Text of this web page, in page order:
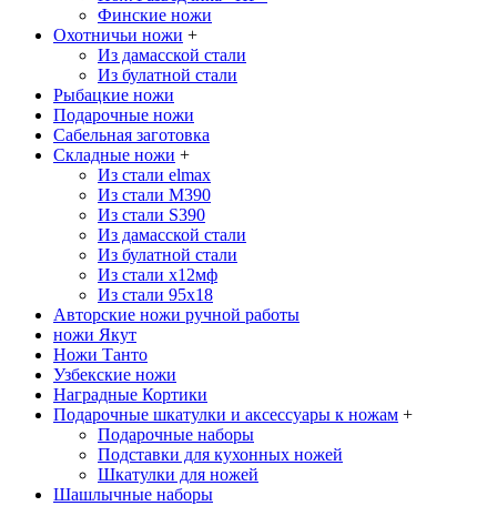
Финские ножи
Охотничьи ножи +
Из дамасской стали
Из булатной стали
Рыбацкие ножи
Подарочные ножи
Сабельная заготовка
Складные ножи +
Из стали elmax
Из стали М390
Из стали S390
Из дамасской стали
Из булатной стали
Из стали х12мф
Из стали 95х18
Авторские ножи ручной работы
ножи Якут
Ножи Танто
Узбекские ножи
Наградные Кортики
Подарочные шкатулки и аксессуары к ножам +
Подарочные наборы
Подставки для кухонных ножей
Шкатулки для ножей
Шашлычные наборы